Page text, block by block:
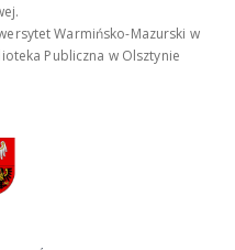
Warmińsko-Mazurski w
Publiczna w Olsztynie